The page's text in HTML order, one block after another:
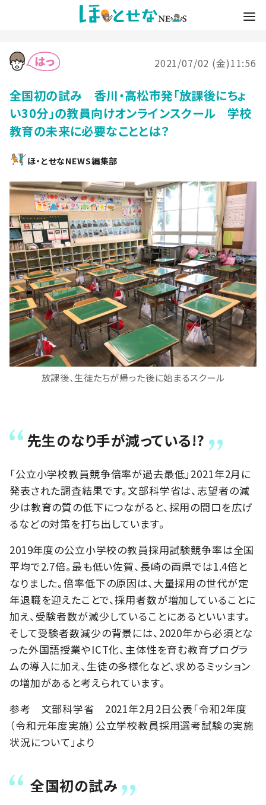
2021/07/02 (金)11:56
全国初の試み 香川・高松市発「放課後にちょ
い30分」の教員向けオンラインスクール 学校
教育の未来に必要なこととは？
ほ・とせなNEWS編集部
放課後、生徒たちが帰った後に始まるスクール
先生のなり手が減っている!?
「公立小学校教員競争倍率が過去最低」2021年2月に
発表された調査結果です。文部科学省は、志望者の減
少は教育の質の低下につながると、採用の間口を広げ
るなどの対策を打ち出しています。
2019年度の公立小学校の教員採用試験競争率は全国
平均で2.7倍。最も低い佐賀、長崎の両県では1.4倍と
なりました。倍率低下の原因は、大量採用の世代が定
年退職を迎えたことで、採用者数が増加していることに
加え、受験者数が減少していることにあるといいます。
そして受験者数減少の背景には、2020年から必須とな
った外国語授業やICT化、主体性を育む教育プログラ
ムの導入に加え、生徒の多様化など、求めるミッション
の増加があると考えられています。
参考 文部科学省 2021年2月2日公表「令和2年度
（令和元年度実施）公立学校教員採用選考試験の実施
状況について」より
全国初の試み